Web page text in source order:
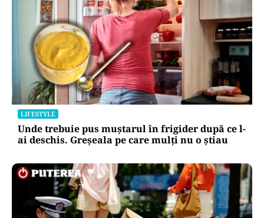
LIFESTYLE
Unde trebuie pus muștarul în frigider după ce l-
ai deschis. Greșeala pe care mulți nu o știau